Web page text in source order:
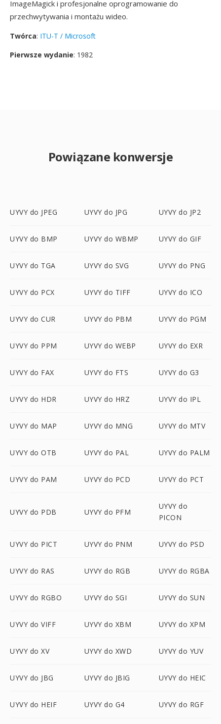
ImageMagick i profesjonalne oprogramowanie do
przechwytywania i montażu wideo.
Twórca: ITU-T / Microsoft
Pierwsze wydanie: 1982
Powiązane konwersje
UYVY do JPEG UYVY do JPG UYVY do JP2
UYVY do BMP UYVY do WBMP UYVY do GIF
UYVY do TGA UYVY do SVG UYVY do PNG
UYVY do PCX UYVY do TIFF UYVY do ICO
UYVY do CUR UYVY do PBM UYVY do PGM
UYVY do PPM UYVY do WEBP UYVY do EXR
UYVY do FAX UYVY do FTS UYVY do G3
UYVY do HDR UYVY do HRZ UYVY do IPL
UYVY do MAP UYVY do MNG UYVY do MTV
UYVY do OTB UYVY do PAL UYVY do PALM
UYVY do PAM UYVY do PCD UYVY do PCT
UYVY do PDB UYVY do PFM
UYVY do
PICON
UYVY do PICT UYVY do PNM UYVY do PSD
UYVY do RAS UYVY do RGB UYVY do RGBA
UYVY do RGBO UYVY do SGI UYVY do SUN
UYVY do VIFF UYVY do XBM UYVY do XPM
UYVY do XV UYVY do XWD UYVY do YUV
UYVY do JBG UYVY do JBIG UYVY do HEIC
UYVY do HEIF UYVY do G4 UYVY do RGF